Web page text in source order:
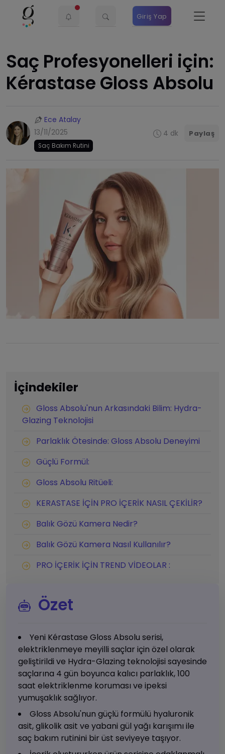
Giriş Yap
Saç Profesyonelleri için:
Kérastase Gloss Absolu
Ece Atalay
13/11/2025
Saç Bakım Rutini
4 dk Paylaş
İçindekiler
Gloss Absolu'nun Arkasındaki Bilim: Hydra-
Glazing Teknolojisi
Parlaklık Ötesinde: Gloss Absolu Deneyimi
Güçlü Formül:
Gloss Absolu Ritüeli:
KERASTASE İÇİN PRO İÇERİK NASIL ÇEKİLİR?
Balık Gözü Kamera Nedir?
Balık Gözü Kamera Nasıl Kullanılır?
PRO İÇERİK İÇİN TREND VİDEOLAR :
Özet
Yeni Kérastase Gloss Absolu serisi,
elektriklenmeye meyilli saçlar için özel olarak
geliştirildi ve Hydra-Glazing teknolojisi sayesinde
saçlarına 4 gün boyunca kalıcı parlaklık, 100
saat elektriklenme koruması ve ipeksi
yumuşaklık sağlıyor.
Gloss Absolu'nun güçlü formülü hyaluronik
asit, glikolik asit ve yabani gül yağı karışımı ile
saç bakım rutinini bir üst seviyeye taşıyor.